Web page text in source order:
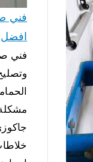
فني